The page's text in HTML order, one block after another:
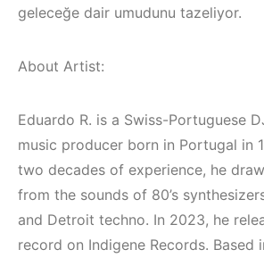
Müzik
2023 –
Techno,
geleceğe dair umudunu tazeliyor.
About Artist:
Eduardo R. is a Swiss-Portuguese
music producer born in Portugal in
two decades of experience, he
from the sounds of 80’s
and Detroit techno. In 2023, he
record on Indigene Records. Based